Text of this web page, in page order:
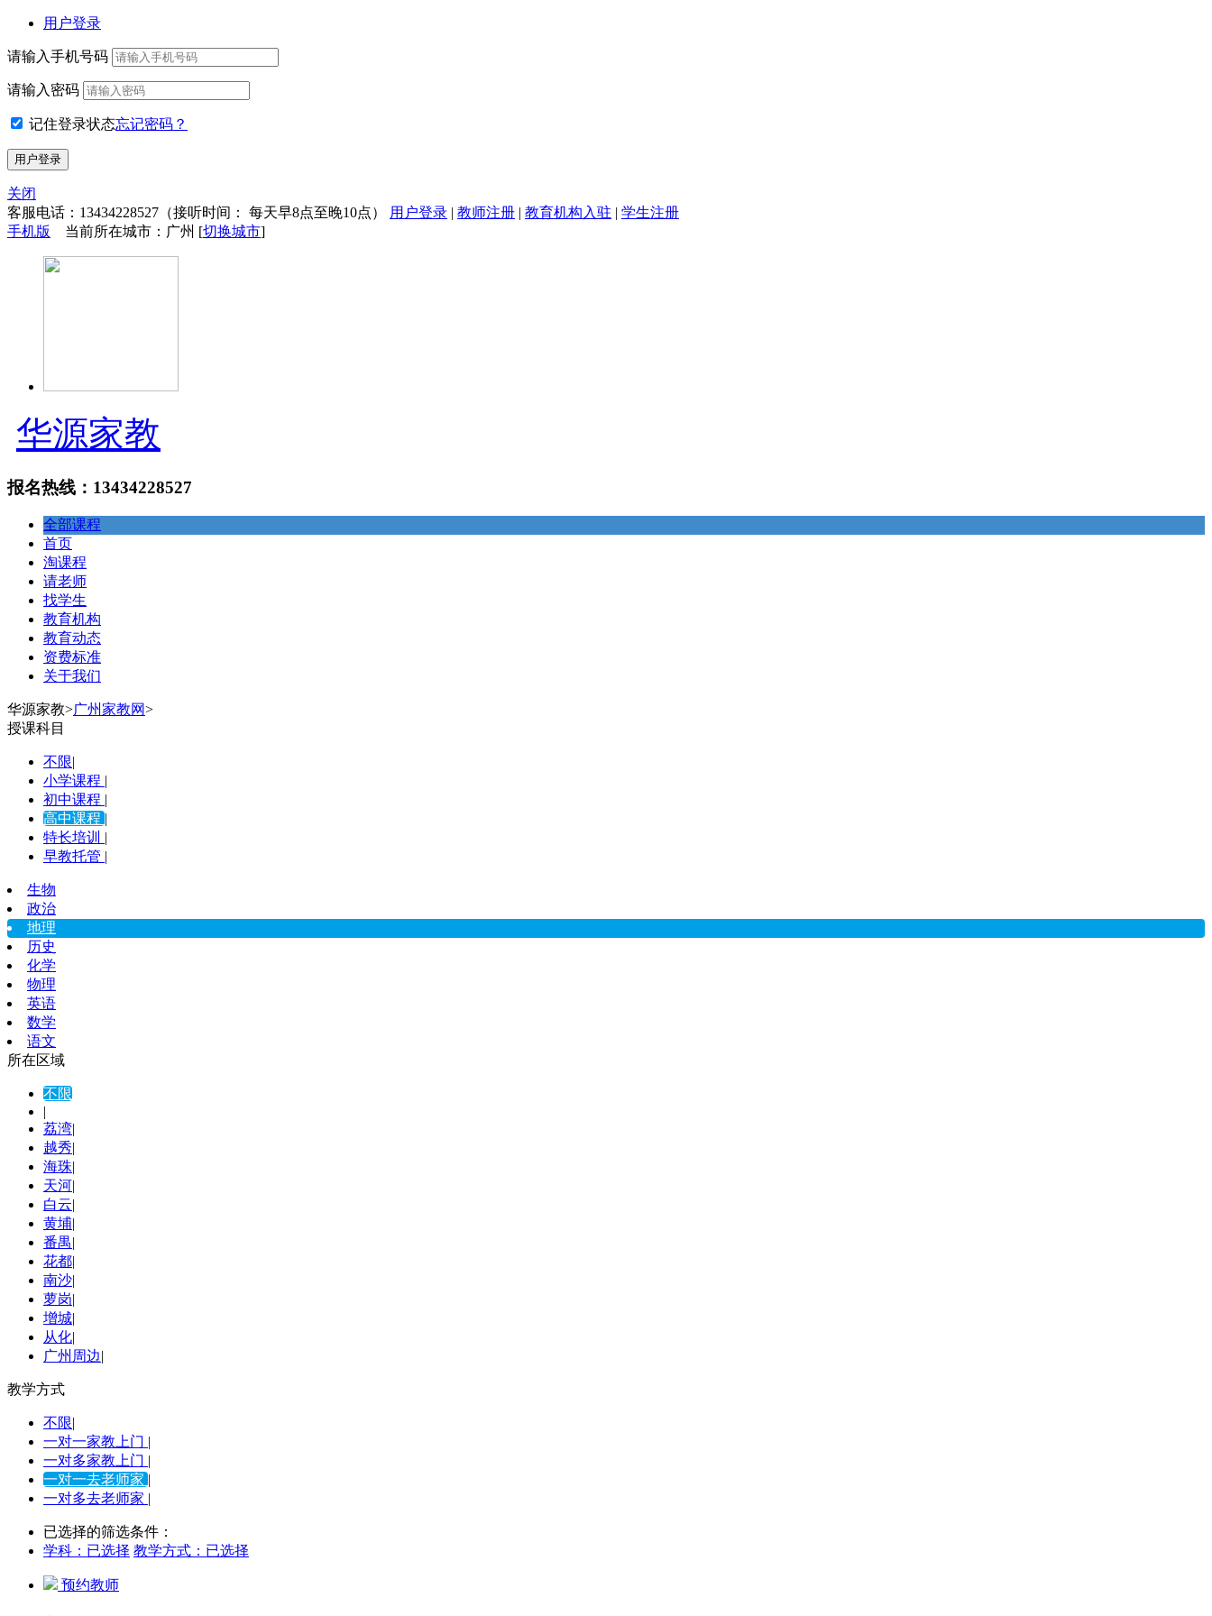
用户登录
请输入手机号码
请输入密码
记住登录状态忘记密码？
关闭
客服电话： 13434228527 （接听时间： 每天早8点至晚10点） 用户登录 | 教师注册 | 教育机构入驻 | 学生注册
手机版
当前所在城市：广州 [切换城市]
华源家教
报名热线：13434228527
全部课程
首页
淘课程
请老师
找学生
教育机构
教育动态
资费标准
关于我们
华源家教>广州家教网>
授课科目
不限|
小学课程 |
初中课程 |
高中课程|
特长培训 |
早教托管 |
生物
政治
地理
历史
化学
物理
英语
数学
语文
所在区域
不限
|
荔湾|
越秀|
海珠|
天河|
白云|
黄埔|
番禺|
花都|
南沙|
萝岗|
增城|
从化|
广州周边|
教学方式
不限|
一对一家教上门 |
一对多家教上门 |
一对一去老师家|
一对多去老师家 |
已选择的筛选条件：
学科： 已选择 教学方式： 已选择
预约教师